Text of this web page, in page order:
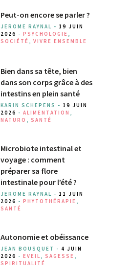
Peut-on encore se parler ?
JEROME RAYNAL - 19 JUIN
2026 - PSYCHOLOGIE ,
SOCIÉTÉ , VIVRE ENSEMBLE
Bien dans sa tête, bien
dans son corps grâce à des
intestins en plein santé
KARIN SCHEPENS - 19 JUIN
2026 - ALIMENTATION ,
NATURO , SANTÉ
Microbiote intestinal et
voyage : comment
préparer sa flore
intestinale pour l’été ?
JEROME RAYNAL - 11 JUIN
2026 - PHYTOTHÉRAPIE ,
SANTÉ
Autonomie et obéissance
JEAN BOUSQUET - 4 JUIN
2026 - EVEIL , SAGESSE ,
SPIRITUALITÉ